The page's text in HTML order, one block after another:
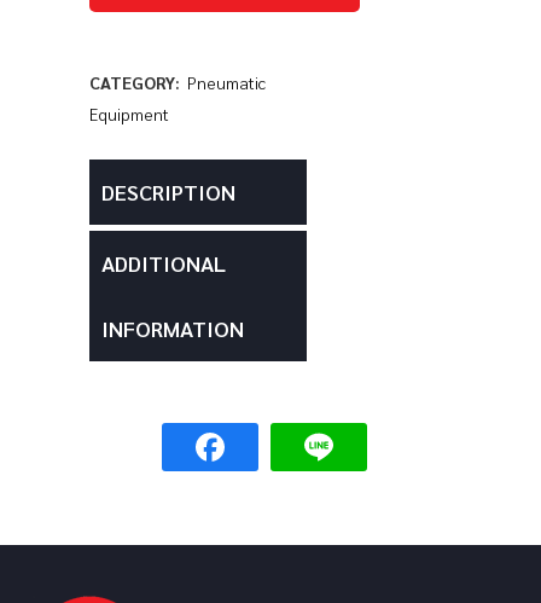
CATEGORY: Pneumatic
Equipment
DESCRIPTION
ADDITIONAL
INFORMATION